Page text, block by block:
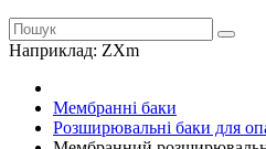
Наприклад: ZXm
Мембранні баки
Розширювальні баки для